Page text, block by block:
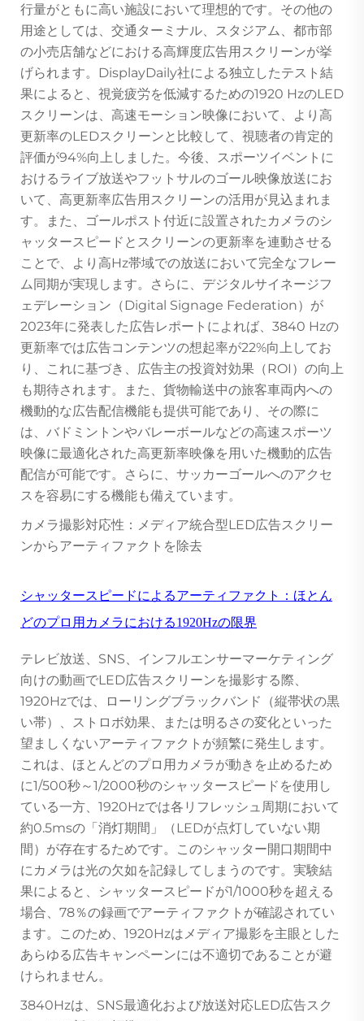
行量がともに高い施設において理想的です。その他の
用途としては、交通ターミナル、スタジアム、都市部
の小売店舗などにおける高輝度広告用スクリーンが挙
げられます。DisplayDaily社による独立したテスト結
果によると、視覚疲労を低減するための1920 HzのLED
スクリーンは、高速モーション映像において、より高
更新率のLEDスクリーンと比較して、視聴者の肯定的
評価が94%向上しました。今後、スポーツイベントに
おけるライブ放送やフットサルのゴール映像放送にお
いて、高更新率広告用スクリーンの活用が見込まれま
す。また、ゴールポスト付近に設置されたカメラのシ
ャッタースピードとスクリーンの更新率を連動させる
ことで、より高Hz帯域での放送において完全なフレー
ム同期が実現します。さらに、デジタルサイネージフ
ェデレーション（Digital Signage Federation）が
2023年に発表した広告レポートによれば、3840 Hzの
更新率では広告コンテンツの想起率が22%向上してお
り、これに基づき、広告主の投資対効果（ROI）の向上
も期待されます。また、貨物輸送中の旅客車両内への
機動的な広告配信機能も提供可能であり、その際に
は、バドミントンやバレーボールなどの高速スポーツ
映像に最適化された高更新率映像を用いた機動的広告
配信が可能です。さらに、サッカーゴールへのアクセ
スを容易にする機能も備えています。
カメラ撮影対応性：メディア統合型LED広告スクリー
ンからアーティファクトを除去
シャッタースピードによるアーティファクト：ほとん
どのプロ用カメラにおける1920Hzの限界
テレビ放送、SNS、インフルエンサーマーケティング
向けの動画でLED広告スクリーンを撮影する際、
1920Hzでは、ローリングブラックバンド（縦帯状の黒
い帯）、ストロボ効果、または明るさの変化といった
望ましくないアーティファクトが頻繁に発生します。
これは、ほとんどのプロ用カメラが動きを止めるため
に1/500秒～1/2000秒のシャッタースピードを使用し
ている一方、1920Hzでは各リフレッシュ周期において
約0.5msの「消灯期間」（LEDが点灯していない期
間）が存在するためです。このシャッター開口期間中
にカメラは光の欠如を記録してしまうのです。実験結
果によると、シャッタースピードが1/1000秒を超える
場合、78％の録画でアーティファクトが確認されてい
ます。このため、1920Hzはメディア撮影を主眼とした
あらゆる広告キャンペーンには不適切であることが避
けられません。
3840Hzは、SNS最適化および放送対応LED広告スク